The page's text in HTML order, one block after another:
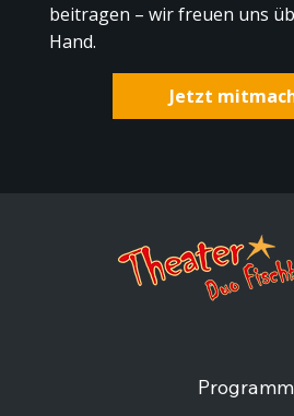
beitragen – wir freuen uns
Hand.
Jetzt
Programm